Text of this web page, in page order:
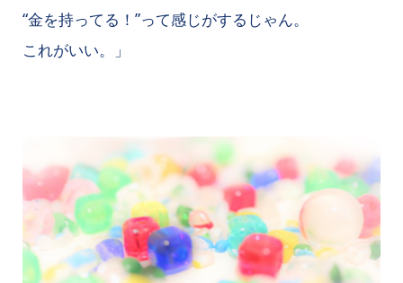
“金を持ってる！”って感じがするじゃん。
これがいい。」